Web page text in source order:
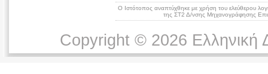
Ο Ιστότοπος αναπτύχθηκε με χρήση του ελεύθερου
της ΣΤ2 Δ/νσης Μηχανογράφησης
Copyright © 2026